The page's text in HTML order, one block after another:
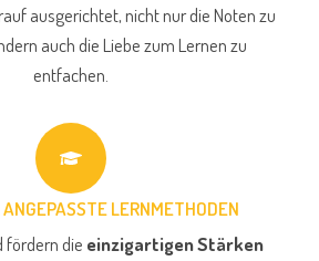
ausgerichtet, nicht nur die Noten zu
auch die Liebe zum Lernen zu
entfachen.
LERNMETHODEN
fördern die einzigartigen Stärken